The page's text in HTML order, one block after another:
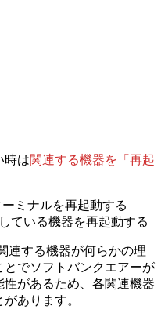
時は関連する機器を「再起
ミナルを再起動する
ている機器を再起動する
連する機器が何らかの理
でソフトバンクエアーが
があるため、 各関連機器
あります。